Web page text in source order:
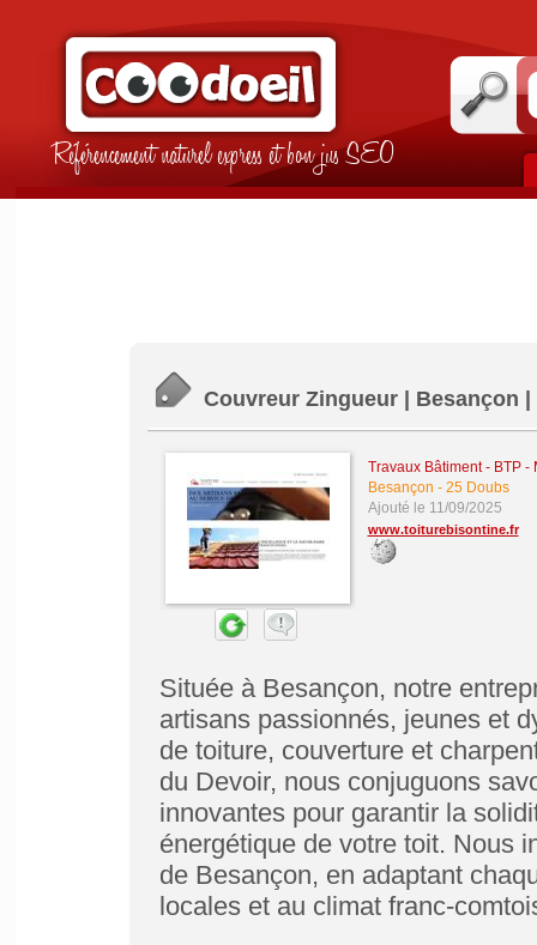
Référencement naturel express et bon jus SEO
Couvreur Zingueur | Besançon
Travaux Bâtiment - BTP
Besançon - 25 Doubs
Ajouté le 11/09/2025
www.toiturebisontine.fr
Située à Besançon, notre
artisans passionnés, jeunes et
de toiture, couverture et
du Devoir, nous conjuguons
innovantes pour garantir la
énergétique de votre toit. Nous
de Besançon, en adaptant
locales et au climat franc-